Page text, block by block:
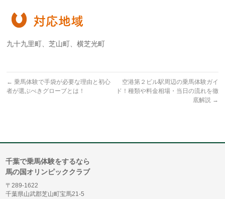
対応地域
九十九里町、芝山町、横芝光町
← 乗馬体験で手袋が必要な理由と初心
者が選ぶべきグローブとは！
空港第２ビル駅周辺の乗馬体験ガイ
ド！種類や料金相場・当日の流れを徹
底解説 →
千葉で乗馬体験をするなら
馬の国オリンピッククラブ
〒289-1622
千葉県山武郡芝山町宝馬21-5